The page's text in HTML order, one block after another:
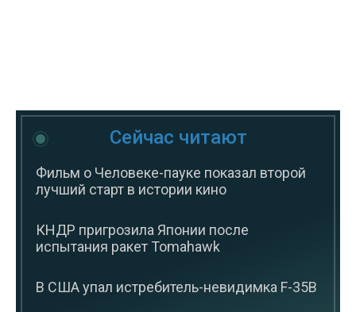
Сейчас читают
Фильм о Человеке-пауке показал второй
лучший старт в истории кино
КНДР пригрозила Японии после
испытания ракет Tomahawk
В США упал истребитель-невидимка F-35B